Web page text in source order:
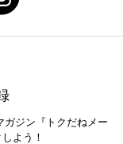
ガジン『トクだねメー
よう！